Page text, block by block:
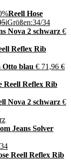
Reell Hose
iGrößen:34/34
Nova 2 schwarz €
Reflex Rib
Otto blau € 71,96 €
Reell Reflex Rib
Nova 2 schwarz €
Jeans Solver
Reell Reflex Rib